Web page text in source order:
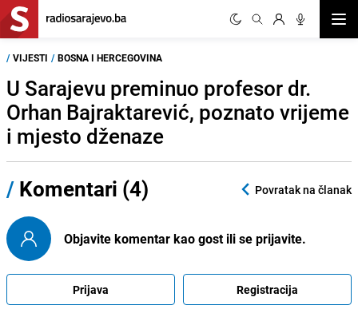
/ VIJESTI / BOSNA I HERCEGOVINA
U Sarajevu preminuo profesor dr.
Orhan Bajraktarević, poznato vrijeme
i mjesto dženaze
/ Komentari (4) Povratak na članak
Objavite komentar kao gost ili se prijavite.
Prijava Registracija